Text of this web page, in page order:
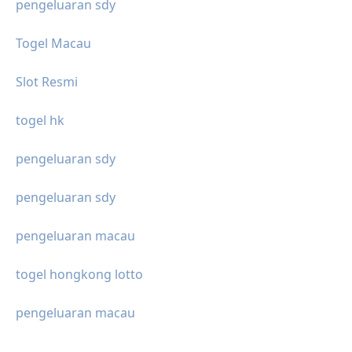
pengeluaran sdy
Togel Macau
Slot Resmi
togel hk
pengeluaran sdy
pengeluaran sdy
pengeluaran macau
togel hongkong lotto
pengeluaran macau